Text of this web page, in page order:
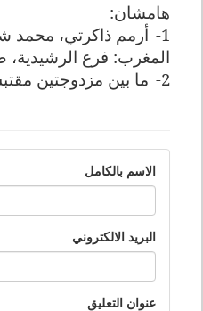
هامشان:
1- أرمم ذاكرتي، محمد
المغرب: فرع الرشيدية، ط
2-
ما بين مزدوجتين
الاسم بالكامل
البريد الالكتروني
عنوان التعليق